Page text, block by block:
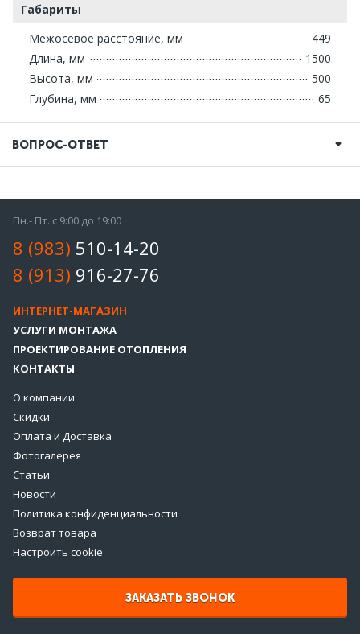
Габариты
Межосевое расстояние, мм
449
Длина, мм
1500
Высота, мм
500
Глубина, мм
65
ВОПРОС-ОТВЕТ
Пн.- Пт. с 9:00 до 19:00
8 (983) 510-14-20
8 (913) 916-27-76
ИНТЕРНЕТ-МАГАЗИН
УСЛУГИ МОНТАЖА
ПРОЕКТИРОВАНИЕ ОТОПЛЕНИЯ
КОНТАКТЫ
О компании
Скидки
Оплата и Доставка
Фотогалерея
Статьи
Новости
Политика конфиденциальности
Возврат товара
Настроить cookie
ЗАКАЗАТЬ ЗВОНОК